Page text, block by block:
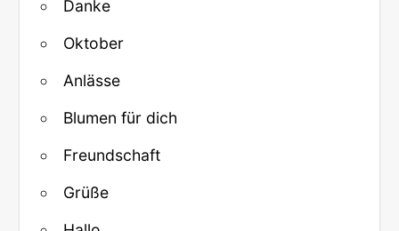
Danke
Oktober
Anlässe
Blumen für dich
Freundschaft
Grüße